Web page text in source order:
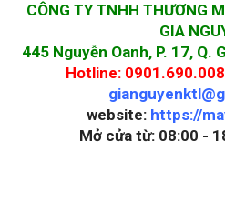
CÔNG TY TNHH THƯƠNG
GIA
445 Nguyễn Oanh, P. 17, Q.
Hotline:
website: https://
Mở cửa từ: 08:00 -